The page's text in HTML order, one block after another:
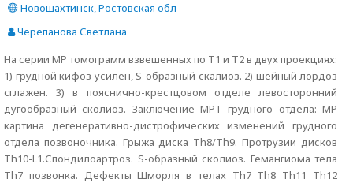
Новошахтинск, Ростовская обл
Черепанова Светлана
На серии МР томограмм взвешенных по Т1 и Т2 в двух проекциях:
1) грудной кифоз усилен, S-образный скалиоз. 2) шейный лордоз
сглажен. 3) в пояснично-крестцовом отделе левосторонний
дугообразный сколиоз. Заключение МРТ грудного отдела: МР
картина дегенеративно-дистрофических изменений грудного
отдела позвоночника. Грыжа диска Тh8/Th9. Протрузии дисков
Th10-L1.Спондилоартроз. S-образный сколиоз. Гемангиома тела
Th7 позвонка. Дефекты Шморля в телах Th7 Th8 Th11 Th12